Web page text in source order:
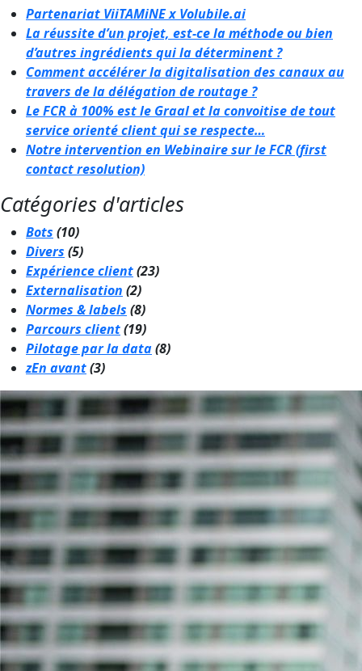
Partenariat ViiTAMiNE x Volubile.ai
La réussite d’un projet, est-ce la méthode ou bien
d’autres ingrédients qui la déterminent ?
Comment accélérer la digitalisation des canaux au
travers de la délégation de routage ?
Le FCR à 100% est le Graal et la convoitise de tout
service orienté client qui se respecte…
Notre intervention en Webinaire sur le FCR (first
contact resolution)
Catégories d'articles
Bots (10)
Divers (5)
Expérience client(23)
Externalisation (2)
Normes & labels (8)
Parcours client(19)
Pilotage par la data(8)
zEn avant(3)